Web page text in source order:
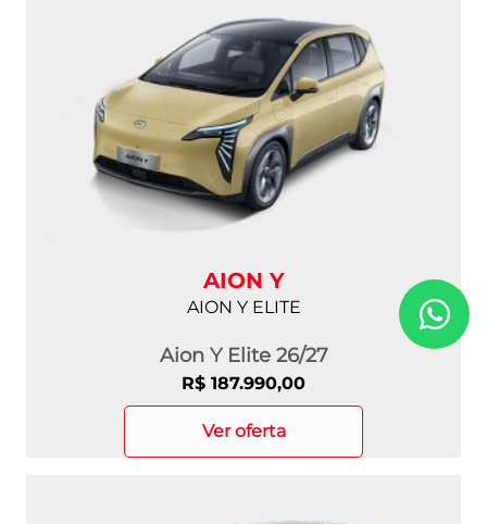
AION Y
AION Y ELITE
Aion Y Elite 26/27
R$ 187.990,00
ver oferta